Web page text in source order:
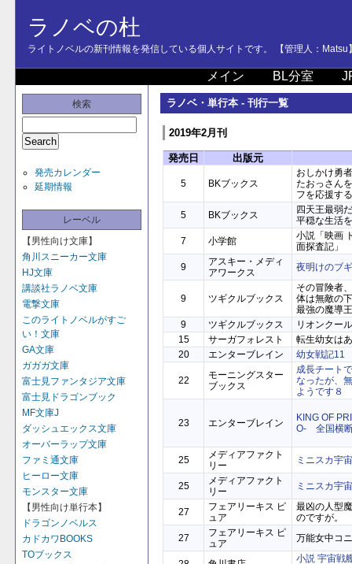
ラノベの杜
ライトノベルの新刊情報を発信している個人サイトです。 【管理人：Matsu
メイン BL分室
検索
発売カレンダー
延期情報
レーベル
【男性向け文庫】
角川スニーカー文庫
HJ文庫
講談社ラノベ文庫
電撃文庫
このライトノベルがすご
い！文庫
GA文庫
ガガガ文庫
富士見ファンタジア文庫
富士見ドラゴンブック
MF文庫J
ダッシュエックス文庫
オーバーラップ文庫
ファミ通文庫
ヒーロー文庫
モンスター文庫
【男性向け単行本】
ドラゴンノベルス
カドカワBOOKS
TOブックス
ラノベ・単行本 - 刊行一覧
2019年2月刊
発売日 出版元
5 BKブックス
おしかけ勇
たおっさん
フを応援する
5
BKブックス
四天王最弱
平穏な生活
7
小学館
小説「映画
面探査記」
9
アスキー・メディ
アワークス
夜明けのブ
9 ツギクルブックス
その冒険者
体は無敵の
最強の魔導
9
ツギクルブックス
リオンクー
15
サーガフォレスト
転生幼女は
20
エンターブレイン 幼女戦記11
22
モーニングスター
ブックス
成長チート
なったが、
ようです８
23 エンターブレイン
KING OF
O- 全国横
25
メディアファクト
リー
ミニスカ宇
25
メディアファクト
リー
ミニスカ宇
27
フェアリーキス ピ
ュア
最凶の人型
のですが。
27
フェアリーキス ピ
ュア
万能女中コ
小説 宇宙戦